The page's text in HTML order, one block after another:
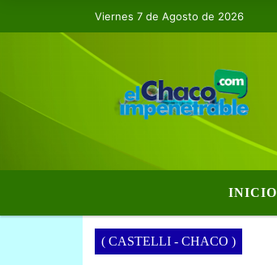
Viernes 7 de Agosto de 2026
INICIO
( CASTELLI - CHACO )